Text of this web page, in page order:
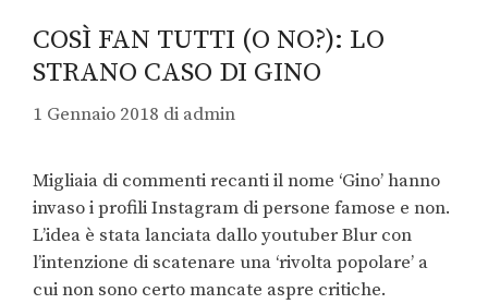
COSÌ FAN TUTTI (O NO?): LO
STRANO CASO DI GINO
1 Gennaio 2018 di admin
Migliaia di commenti recanti il nome ‘Gino’ hanno
invaso i profili Instagram di persone famose e non.
L’idea è stata lanciata dallo youtuber Blur con
l’intenzione di scatenare una ‘rivolta popolare’ a
cui non sono certo mancate aspre critiche.